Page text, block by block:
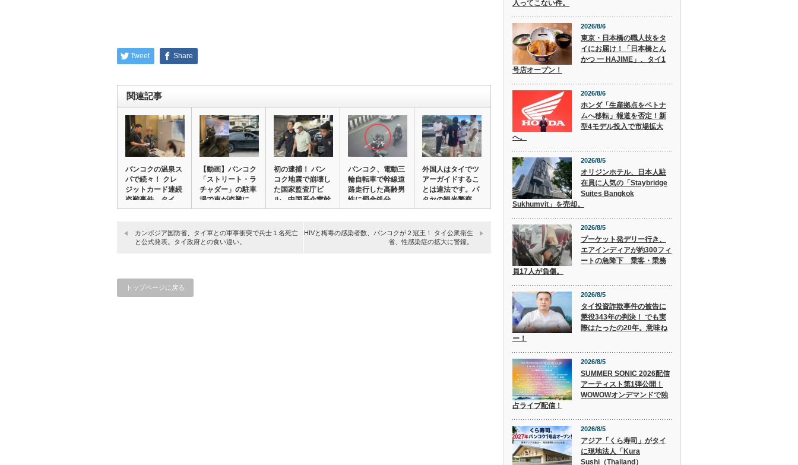
Tweet Share
関連記事
バンコクの温泉ス
パで続々！ クレ
ジットカード連続
盗難事件、タイ
人…
【動画】バンコク
「ストリート・ラ
チャダー」の駐車
場で車が盗難に。
…
初の逮捕！ バン
コク地震で崩壊し
た国家監査庁ビ
ル、中国系企業幹
部…
バンコク、電動三
輪自転車で幹線道
路走行した高齢男
性に罰金処分。
高…
外国人はタイでツ
アーガイドするこ
とは違法です。パ
タヤの観光警察
局…
カンボジア国防省、タイ軍との軍事衝突で兵士１名死亡
と公式発表。タイ政府との食い違い。
HIVと梅毒の感染者数、バンコクが２冠王！ タイ公衆衛生
省、性感染症の拡大に警鐘。
トップページに戻る
入ってこない件。
2026/8/6
東京・日本橋の職人技をタ
イにお届け！「日本橋とん
かつ 一 HAJIME」、タイ1
号店オープン！
2026/8/6
ホンダ「生産拠点をベトナ
ムへ移転」報道を否定！新
型4モデル投入で市場拡大
へ。
2026/8/5
オリジンホテル、日本人駐
在員に人気の「Staybridge
Suites Bangkok
Sukhumvit」を売却。
2026/8/5
プーケット発デリー行き、
エアインディアが約300フィ
ートの急降下 乗客・乗務
員17人が負傷。
2026/8/5
タイ投資詐欺事件の被告に
懲役343年の判決！ でも実
際はたったの20年。意味ね
ー！
2026/8/5
SUMMER SONIC 2026配信
アーティスト第1弾公開！
WOWOWオンデマンドで独
占ライブ配信！
2026/8/5
アジア「くら寿司」がタイ
に現地法人「Kura
Sushi（Thailand）